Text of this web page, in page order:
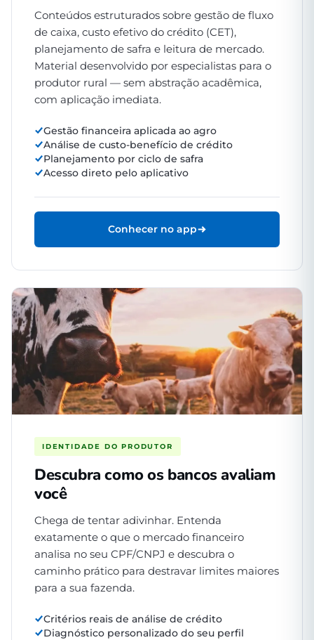
Conteúdos estruturados sobre gestão de fluxo
de caixa, custo efetivo do crédito (CET),
planejamento de safra e leitura de mercado.
Material desenvolvido por especialistas para o
produtor rural — sem abstração acadêmica,
com aplicação imediata.
Gestão financeira aplicada ao agro
Análise de custo-benefício de crédito
Planejamento por ciclo de safra
Acesso direto pelo aplicativo
Conhecer no app
IDENTIDADE DO PRODUTOR
Descubra como os bancos avaliam
você
Chega de tentar adivinhar. Entenda
exatamente o que o mercado financeiro
analisa no seu CPF/CNPJ e descubra o
caminho prático para destravar limites maiores
para a sua fazenda.
Critérios reais de análise de crédito
Diagnóstico personalizado do seu perfil